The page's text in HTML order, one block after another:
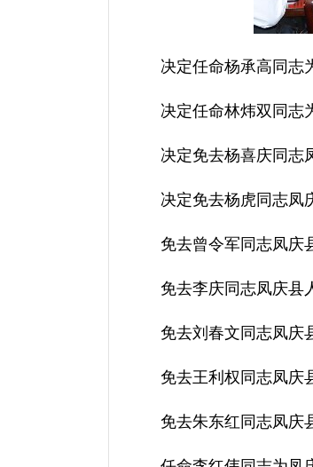
决定任命杨承高同志
决定任命林炜双同志
决定免去杨喜庆同志
决定免去杨虎同志凤
免去曾令军同志凤庆
免去李庆同志凤庆县
免去刘春文同志凤庆
免去王利权同志凤庆
免去朱东红同志凤庆